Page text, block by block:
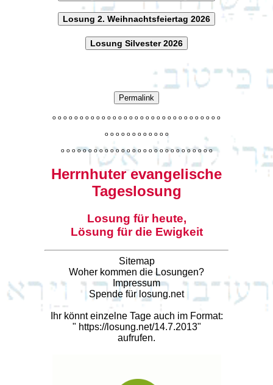
Losung 2. Weihnachtsfeiertag 2026
Losung Silvester 2026
Permalink
o o o o o o o o o o o o o o o o o o o o o o o o o o o o o o o
o o o o o o o o o o o o
o o o o o o o o o o o o o o o o o o o o o o o o o o o o
Herrnhuter evangelische
Tageslosung
Losung für heute,
Lösung für die Ewigkeit
Sitemap
Woher kommen die Losungen?
Impressum
Spende für losung.net
Ihr könnt einzelne Tage auch im Format:
" https://losung.net/14.7.2013"
aufrufen.